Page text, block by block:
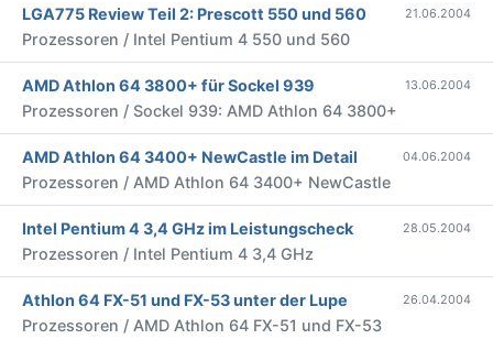
21.06.2004
LGA775 Review Teil 2: Prescott 550 und 560
Prozessoren / Intel Pentium 4 550 und 560
13.06.2004
AMD Athlon 64 3800+ für Sockel 939
Prozessoren / Sockel 939: AMD Athlon 64 3800+
04.06.2004
AMD Athlon 64 3400+ NewCastle im Detail
Prozessoren / AMD Athlon 64 3400+ NewCastle
28.05.2004
Intel Pentium 4 3,4 GHz im Leistungscheck
Prozessoren / Intel Pentium 4 3,4 GHz
26.04.2004
Athlon 64 FX-51 und FX-53 unter der Lupe
Prozessoren / AMD Athlon 64 FX-51 und FX-53